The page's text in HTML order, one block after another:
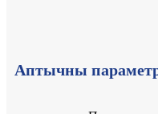
Аптычны